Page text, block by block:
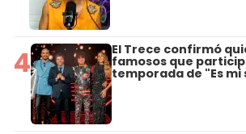
4 El Trece confirmó
famosos que
temporada de "Es mi